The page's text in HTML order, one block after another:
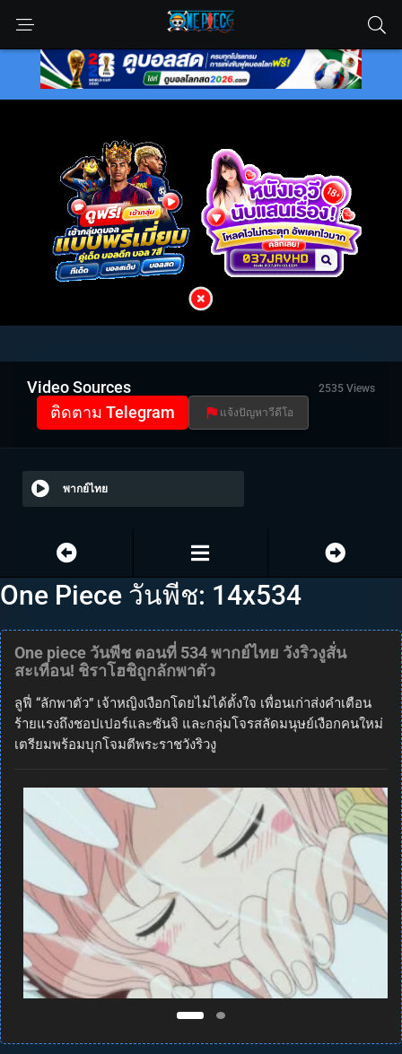
Video Sources 2535 Views
ติดตาม Telegram แจ้งปัญหาวีดีโอ
พากย์ไทย
One Piece วันพีช: 14x534
One piece วันพีช ตอนที่ 534 พากย์ไทย วังริวงูสั่น
สะเทือน! ชิราโฮชิถูกลักพาตัว
ลูฟี่ “ลักพาตัว” เจ้าหญิงเงือกโดยไม่ได้ตั้งใจ เพื่อนเก่าส่งคำเตือน
ร้ายแรงถึงชอปเปอร์และซันจิ และกลุ่มโจรสลัดมนุษย์เงือกคนใหม่
เตรียมพร้อมบุกโจมตีพระราชวังริวงู